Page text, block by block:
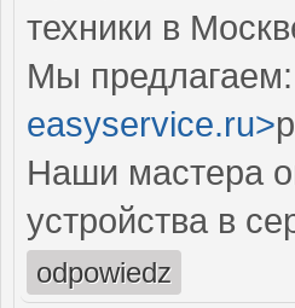
техники в
Мы
easyservice.ru>
Наши мастера
устройства в
odpowiedz